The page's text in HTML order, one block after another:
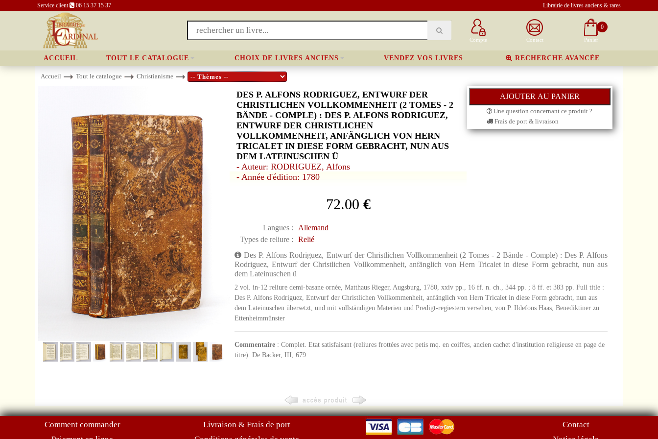
Service client 06 15 37 15 37 Librairie de livres anciens & rares
Compte Contact
0
Panier
ACCUEIL TOUT LE CATALOGUE CHOIX DE LIVRES ANCIENS VENDEZ VOS LIVRES RECHERCHE AVANCÉE
Accueil Tout le catalogue Christianisme
DES P. ALFONS RODRIGUEZ, ENTWURF DER
CHRISTLICHEN VOLLKOMMENHEIT (2 TOMES - 2
BÄNDE - COMPLE) : DES P. ALFONS RODRIGUEZ,
ENTWURF DER CHRISTLICHEN
VOLLKOMMENHEIT, ANFÄNGLICH VON HERN
TRICALET IN DIESE FORM GEBRACHT, NUN AUS
DEM LATEINUSCHEN Ü
- Auteur: RODRIGUEZ, Alfons
- Année d'édition: 1780
72.00 €
Langues :
Allemand
Types de reliure :
Relié
Une question concernant ce produit ?
Frais de port & livraison
Des P. Alfons Rodriguez, Entwurf der Christlichen Vollkommenheit (2 Tomes - 2 Bände - Comple) : Des P. Alfons
Rodriguez, Entwurf der Christlichen Vollkommenheit, anfänglich von Hern Tricalet in diese Form gebracht, nun aus
dem Lateinuschen ü
2 vol. in-12 reliure demi-basane ornée, Matthaus Rieger, Augsburg, 1780, xxiv pp., 16 ff. n. ch., 344 pp. ; 8 ff. et 383 pp. Full title :
Des P. Alfons Rodriguez, Entwurf der Christlichen Vollkommenheit, anfänglich von Hern Tricalet in diese Form gebracht, nun aus
dem Lateinuschen übersetzt, und mit völlständigen Materien und Predigt-regiestern versehen, von P. Ildefons Haas, Benediktiner zu
Ettenheimmünster
Commentaire: Complet. Etat satisfaisant (reliures frottées avec petis mq. en coiffes, ancien cachet d'institution religieuse en page de
titre). De Backer, III, 679
Comment commander
Livraison & Frais de port
Contact